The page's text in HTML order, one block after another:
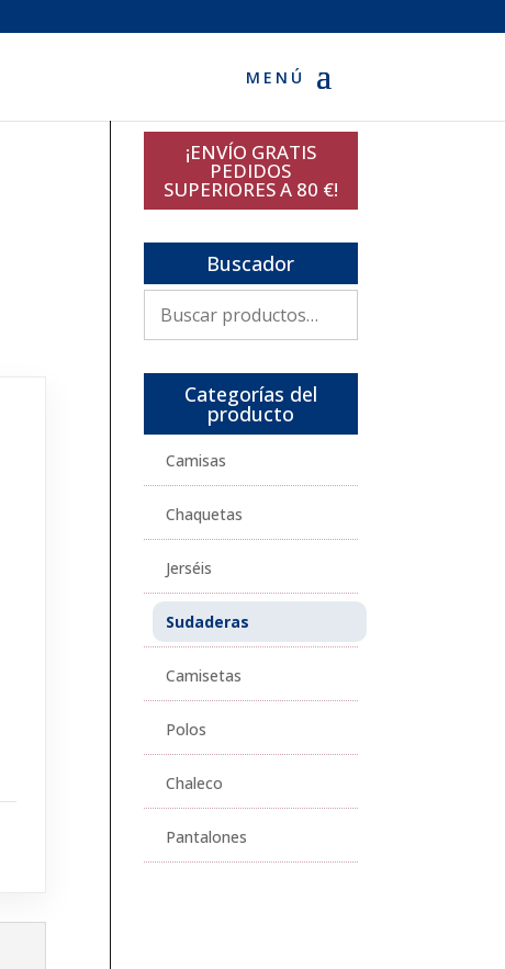
¡ENVÍO GRATIS
PEDIDOS
SUPERIORES A 80 €!
Buscador
por:
Categorías del
producto
Camisas
Chaquetas
Jerséis
Sudaderas
Camisetas
Polos
Chaleco
Pantalones